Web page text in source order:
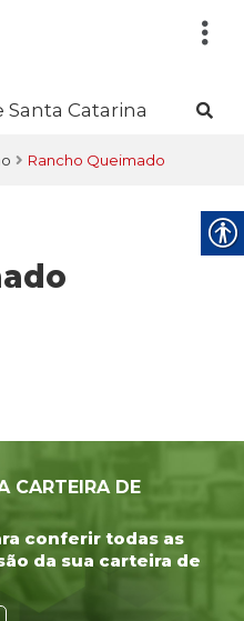
Catarina
Rancho Queimado
CARTEIRA DE
conferir todas as
da sua carteira de